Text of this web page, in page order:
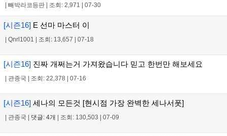
빼박라코등판 조회: 2,971 07-30
[시즌16] E 선마 마스터 이
Qnrl1001 조회: 13,657 07-18
[시즌16] 진짜 개쩌는거 가져왔습니다 믿고 한번만 해보세요
관종국 조회: 22,378 07-16
[시즌16] 세나의 모든것 [현시점 가장 완벽한 세나서폿]
관종국 댓글: 4개 조회: 130,503 07-09